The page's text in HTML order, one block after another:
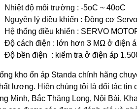
Nhiệt độ môi trường : -5oC ~ 40oC
Nguyên lý điều khiển : Động cơ
Hệ thống điều khiển : SERVO
Độ cách điện : lớn hơn 3 MΩ ở điện
Độ bền điện : kiểm tra ở điện áp
kho ổn áp Standa chính hãng
lượng. Hiện chúng tôi là đối tác tin
Minh, Bắc Thăng Long, Nội Bài,